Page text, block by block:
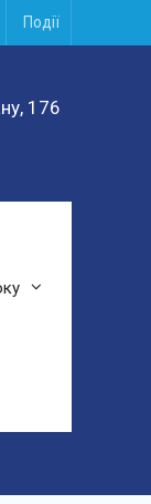
Події
176